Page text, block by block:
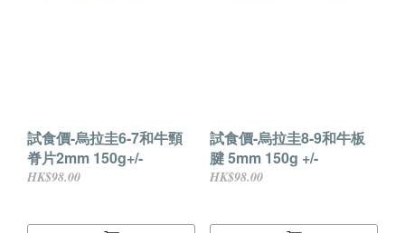
試食價-烏拉圭6-7和牛頸
脊片2mm 150g+/-
HK$98.00
試食價-烏拉圭8-9和牛板
腱 5mm 150g +/-
HK$98.00